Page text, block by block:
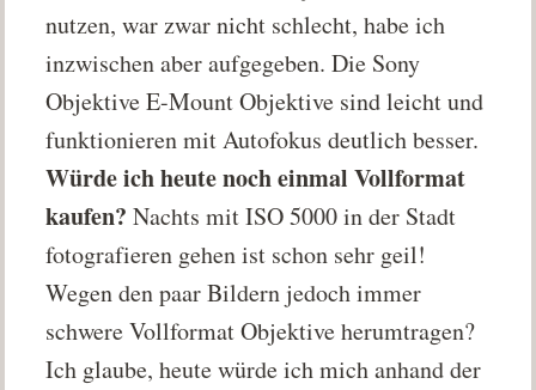
nutzen, war zwar nicht schlecht, habe ich
inzwischen aber aufgegeben. Die Sony
Objektive E-Mount Objektive sind leicht und
funktionieren mit Autofokus deutlich besser.
Würde ich heute noch einmal Vollformat
kaufen? Nachts mit ISO 5000 in der Stadt
fotografieren gehen ist schon sehr geil!
Wegen den paar Bildern jedoch immer
schwere Vollformat Objektive herumtragen?
Ich glaube, heute würde ich mich anhand der